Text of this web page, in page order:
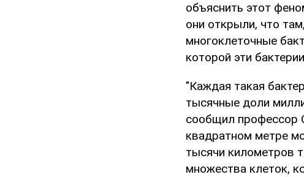
объяснить этот
они открыли, что
многоклеточные
которой эти
"Каждая такая
тысячные доли
сообщил профессор
квадратном метре
тысячи километров
множества клеток,